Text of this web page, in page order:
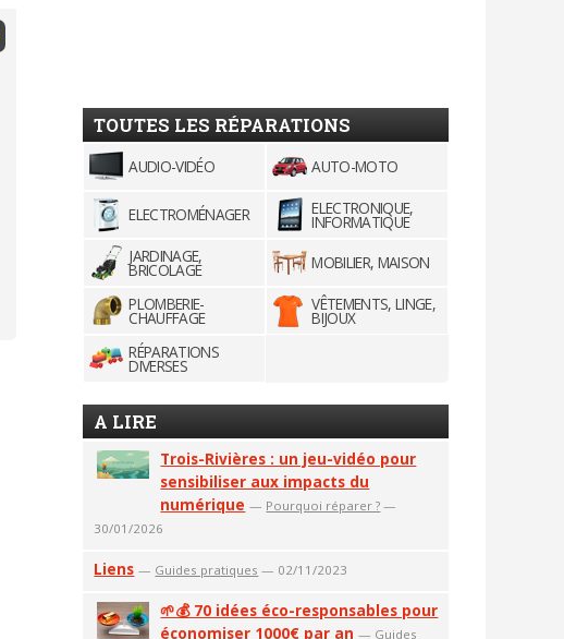
TOUTES LES RÉPARATIONS
AUDIO-VIDÉO AUTO-MOTO
ELECTROMÉNAGER ELECTRONIQUE,
INFORMATIQUE
JARDINAGE,
BRICOLAGE
MOBILIER, MAISON
PLOMBERIE-
CHAUFFAGE
VÊTEMENTS, LINGE,
BIJOUX
RÉPARATIONS
DIVERSES
A LIRE
Trois-Rivières : un jeu-vidéo pour
sensibiliser aux impacts du
numérique — Pourquoi réparer ? —
30/01/2026
Liens — Guides pratiques — 02/11/2023
🌱💰 70 idées éco-responsables pour
économiser 1000€ par an — Guides